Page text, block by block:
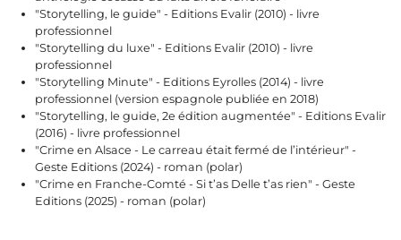
"Storytelling, le guide" - Editions Evalir (2010) - livre
professionnel
"Storytelling du luxe" - Editions Evalir (2010) - livre
professionnel
"Storytelling Minute" - Editions Eyrolles (2014) - livre
professionnel (version espagnole publiée en 2018)
"Storytelling, le guide, 2e édition augmentée" - Editions Evalir
(2016) - livre professionnel
"Crime en Alsace - Le carreau était fermé de l’intérieur" -
Geste Editions (2024) - roman (polar)
"Crime en Franche-Comté - Si t’as Delle t’as rien" - Geste
Editions (2025) - roman (polar)